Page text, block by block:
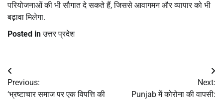
परियोजनाओं की भी सौगात दे सकते हैं, जिससे आवागमन और व्यापार को भी
बढ़ावा मिलेगा.
Posted inउत्तर प्रदेश
Post
navigation
Previous:
‘भ्रष्टाचार समाज पर एक विपत्ति की
Next:
Punjab में कोरोना की वापसी: